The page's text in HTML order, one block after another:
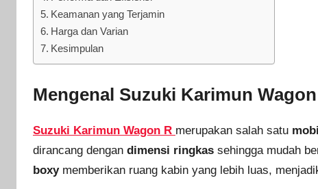
Keamanan yang Terjamin
Harga dan Varian
Kesimpulan
Mengenal Suzuki Karimun
Suzuki Karimun Wagon R merupakan salah satu
dirancang dengan dimensi ringkas sehingga mudah
boxymemberikan ruang kabin yang lebih luas,